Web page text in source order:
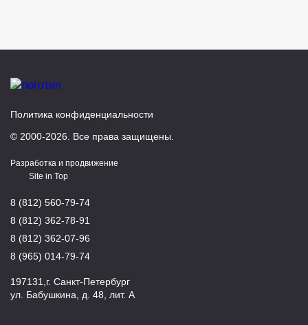
8 (812) 560-79-74
8 (812) 362-78-91
8 (812) 362-07-96
8 (965) 014-79-74
197131,г. Санкт-Петербург
ул. Бабушкина, д. 48, лит. А
Политика конфиденциальности
© 2000-2026. Все права защищены.
Разработка и продвижение
Site in Top